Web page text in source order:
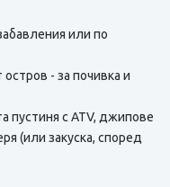
или по
- за почивка и
пустиня с ATV, джипове
(или закуска, според